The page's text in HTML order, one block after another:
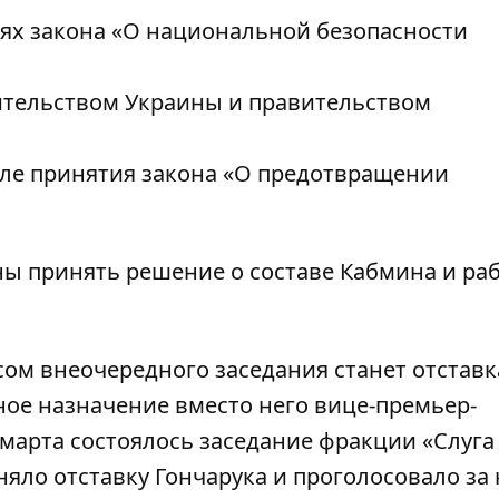
закона «О национальной безопасности
Украины и правительством
принятия закона «О предотвращении
принять решение о составе Кабмина и
внеочередного заседания станет
назначение вместо него вице-премьер-
состоялось заседание фракции «Слуга
отставку Гончарука и проголосовало за